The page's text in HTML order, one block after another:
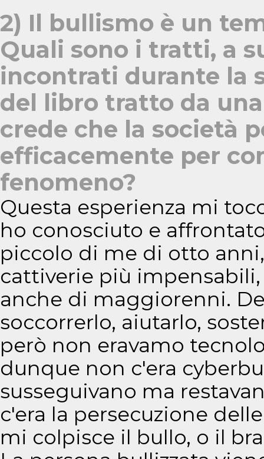
2) Il bullismo è un
Quali sono i tratti, a
incontrati durante la
del libro tratto da
crede che la società
efficacemente per
fenomeno?
Questa esperienza mi
ho conosciuto e
piccolo di me di otto
cattiverie più
anche di maggiorenni.
soccorrerlo, aiutarlo,
però non eravamo
dunque non c'era
susseguivano ma
c'era la persecuzione
mi colpisce il bullo, o il